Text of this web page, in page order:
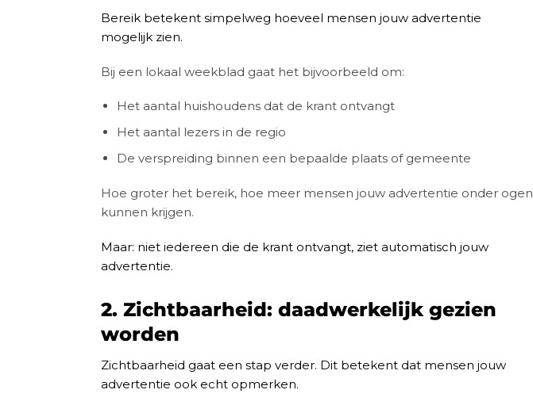
Bereik betekent simpelweg hoeveel mensen jouw advertentie
mogelijk zien.
Bij een lokaal weekblad gaat het bijvoorbeeld om:
Het aantal huishoudens dat de krant ontvangt
Het aantal lezers in de regio
De verspreiding binnen een bepaalde plaats of gemeente
Hoe groter het bereik, hoe meer mensen jouw advertentie onder ogen
kunnen krijgen.
Maar: niet iedereen die de krant ontvangt, ziet automatisch jouw
advertentie.
2. Zichtbaarheid: daadwerkelijk gezien
worden
Zichtbaarheid gaat een stap verder. Dit betekent dat mensen jouw
advertentie ook echt opmerken.